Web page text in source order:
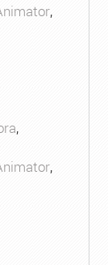
,
,
,